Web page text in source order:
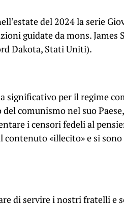
del 2024 la serie
guidate da mons. James
Dakota, Stati Uniti).
significativo per il regime
comunismo nel suo
i censori fedeli al
«illecito» e si
di servire i nostri fratelli e